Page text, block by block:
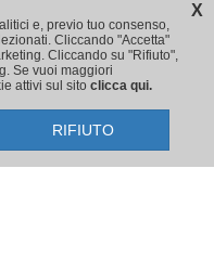
X
e, previo tuo consenso,
Cliccando "Accetta"
Cliccando su "Rifiuto",
Se vuoi maggiori
attivi sul sito clicca qui.
RIFIUTO